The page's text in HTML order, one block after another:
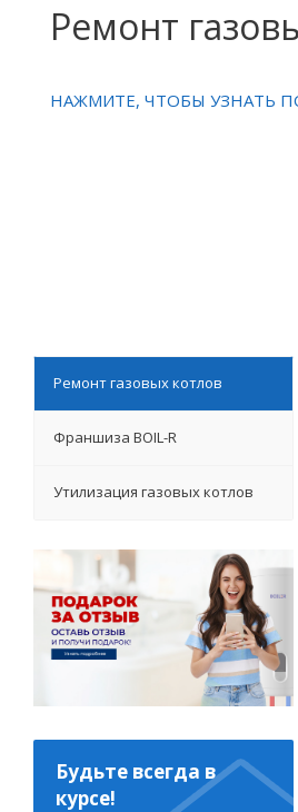
Ремонт
НАЖМИТЕ, ЧТОБЫ УЗНАТЬ
Ремонт газовых котлов
Франшиза BOIL-R
Утилизация газовых котлов
Будьте всегда в
курсе!